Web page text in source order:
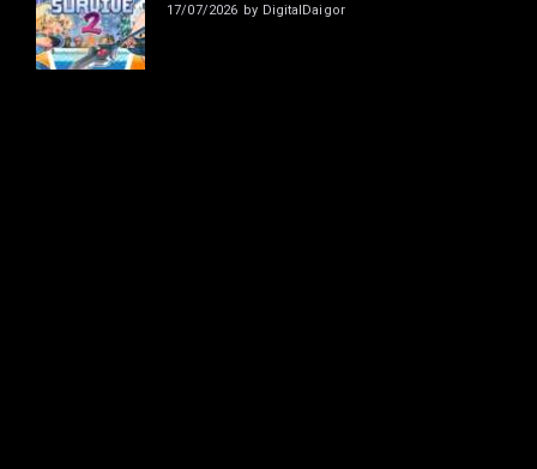
17/07/2026 by DigitalDaigor